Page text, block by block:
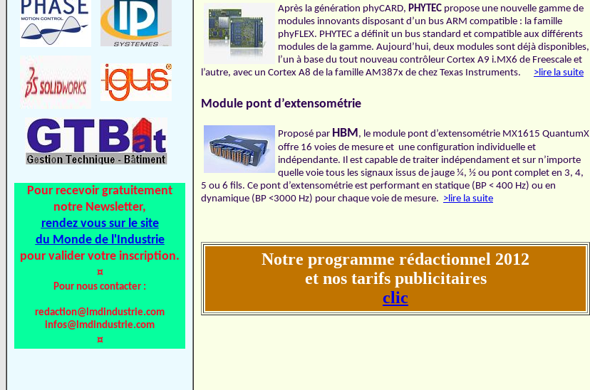
Pour recevoir gratuitement
notre Newsletter,
rendez vous sur le site
du Monde de l'Industrie
pour valider votre inscription.
¤
Pour nous contacter :
redaction@lmdindustrie.com
infos@lmdindustrie.com
¤
Après la génération phyCARD, PHYTEC propose une nouvelle gamme de
modules innovants disposant d’un bus ARM compatible : la famille
phyFLEX. PHYTEC a définit un bus standard et compatible aux différents
modules de la gamme. Aujourd’hui, deux modules sont déjà disponibles,
l’un à base du tout nouveau contrôleur Cortex A9 i.MX6 de Freescale et
l’autre, avec un Cortex A8 de la famille AM387x de chez Texas Instruments. >lire la suite
Module pont d’extensométrie
Proposé par HBM, le module pont d’extensométrie MX1615 QuantumX
offre 16 voies de mesure et une configuration individuelle et
indépendante. Il est capable de traiter indépendament et sur n’importe
quelle voie tous les signaux issus de jauge ¼, ½ ou pont complet en 3, 4,
5 ou 6 fils. Ce pont d’extensométrie est performant en statique (BP < 400 Hz) ou en
dynamique (BP <3000 Hz) pour chaque voie de mesure. >lire la suite
Notre programme rédactionnel 2012
et nos tarifs publicitaires
clic